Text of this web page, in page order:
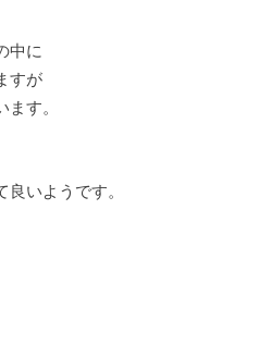
中に
すが
す。
良いようです。